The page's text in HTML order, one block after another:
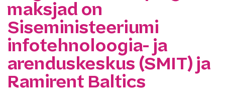
maksjad on
Siseministeeriumi
infotehnoloogia- ja
arenduskeskus (SMIT) ja
Ramirent Baltics